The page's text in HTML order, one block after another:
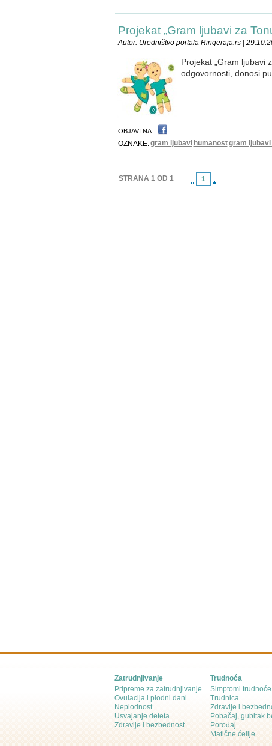
Projekat „Gram ljubavi za
Autor: Uredništvo portala Ringeraja.rs|
Projekat „Gram ljubavi
odgovornosti, donosi
OBJAVI NA:
OZNAKE:gram ljubavi humanostgram
STRANA 1 OD 1 1
Zatrudnjivanje
Pripreme za zatrudnjivanje
Ovulacija i plodni dani
Neplodnost
Usvajanje deteta
Zdravlje i bezbednost
Trudnoća
Simptomi trudnoće
Trudnica
Zdravlje i
Pobačaj, gubitak
Porođaj
Matične ćelije